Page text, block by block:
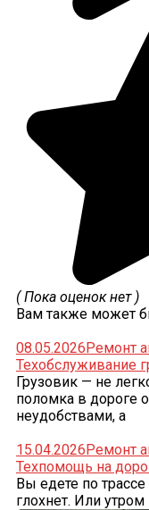
( Пока оценок нет )
Вам также может
08.05.2026Ремонт
Техобслуживание
Грузовик — не
поломка в дороге
неудобствами, а
15.04.2026Ремонт
Техпомощь на
Вы едете по
глохнет. Или